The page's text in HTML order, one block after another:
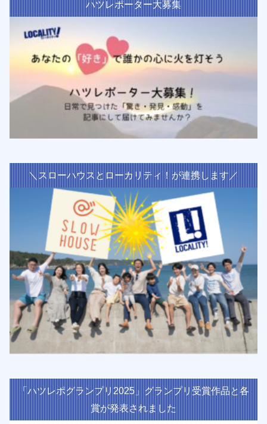
ハツレポーター大募集
＼スローハウスとローカリティ！が連携します／
「ハツレポグランプリ2025」グランプリ受賞作品と各
賞が発表されました